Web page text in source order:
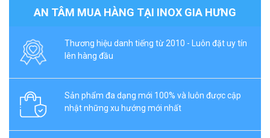
AN TÂM MUA HÀNG TẠI INOX GIA HƯNG
Thương hiệu danh tiếng từ 2010 - Luôn đặt uy tín
lên hàng đầu
Sản phẩm đa dạng mới 100% và luôn được cập
nhật những xu hướng mới nhất